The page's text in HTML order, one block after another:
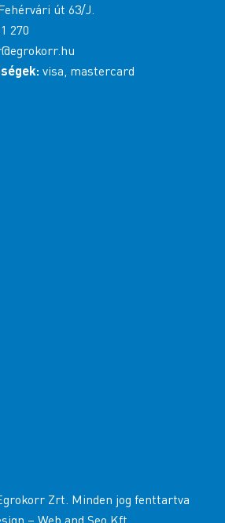
út 63/J.
270
visa, mastercard
Zrt. Minden jog fenttartva
– Web and Seo Kft